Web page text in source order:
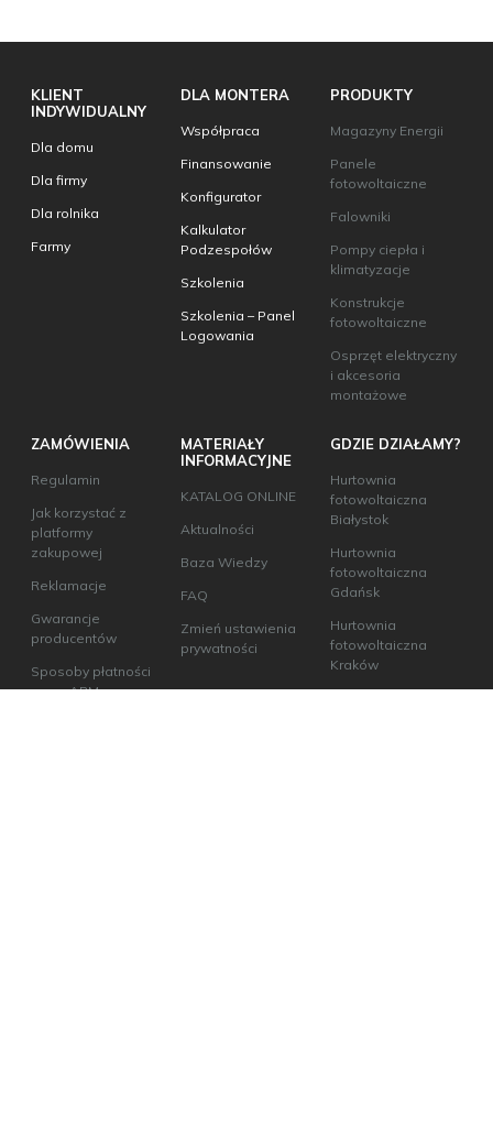
KLIENT
INDYWIDUALNY
Dla domu
Dla firmy
Dla rolnika
Farmy
DLA MONTERA
Współpraca
Finansowanie
Konfigurator
Kalkulator
Podzespołów
Szkolenia
Szkolenia – Panel
Logowania
PRODUKTY
Magazyny Energii
Panele
fotowoltaiczne
Falowniki
Pompy ciepła i
klimatyzacje
Konstrukcje
fotowoltaiczne
Osprzęt elektryczny
i akcesoria
montażowe
ZAMÓWIENIA
Regulamin
Jak korzystać z
platformy
zakupowej
Reklamacje
Gwarancje
producentów
Sposoby płatności
w ecoABM
MATERIAŁY
INFORMACYJNE
KATALOG ONLINE
Aktualności
Baza Wiedzy
FAQ
Zmień ustawienia
prywatności
GDZIE DZIAŁAMY?
Hurtownia
fotowoltaiczna
Białystok
Hurtownia
fotowoltaiczna
Gdańsk
Hurtownia
fotowoltaiczna
Kraków